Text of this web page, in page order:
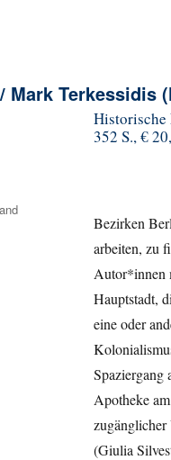
Mark Terkessidis
Historische
352 S., €
Bezirken
arbeiten, zu
Autor*innen
Hauptstadt,
eine oder
Spaziergang
Apotheke
zugänglicher
(Giulia